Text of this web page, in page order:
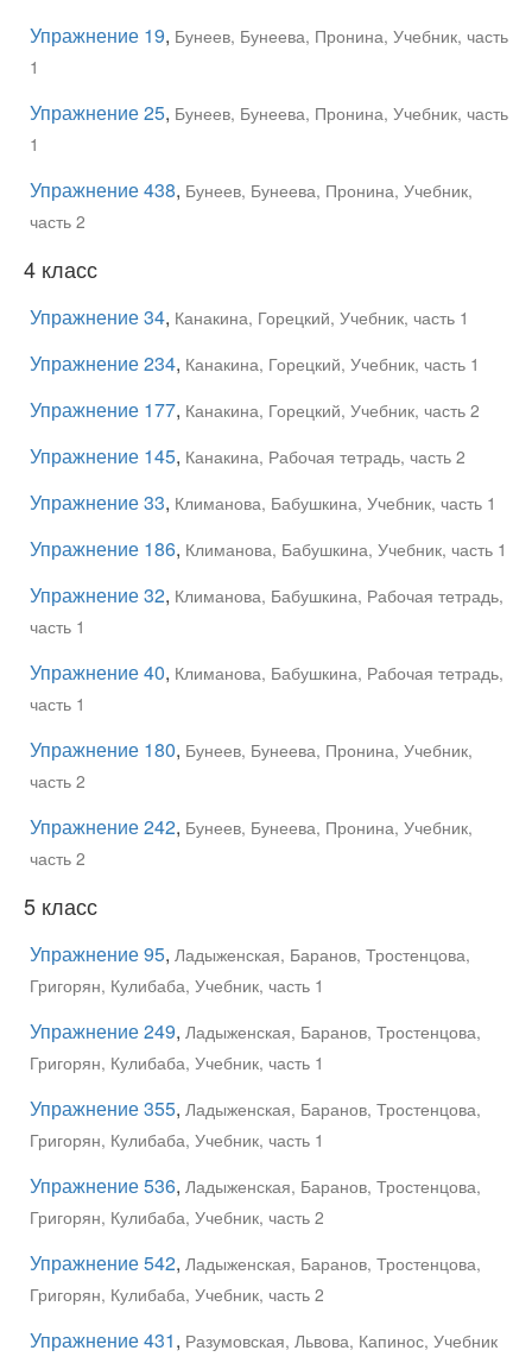
Упражнение 19, Бунеев, Бунеева, Пронина, Учебник, часть
1
Упражнение 25, Бунеев, Бунеева, Пронина, Учебник, часть
1
Упражнение 438, Бунеев, Бунеева, Пронина, Учебник,
часть 2
4 класс
Упражнение 34, Канакина, Горецкий, Учебник, часть 1
Упражнение 234, Канакина, Горецкий, Учебник, часть 1
Упражнение 177, Канакина, Горецкий, Учебник, часть 2
Упражнение 145, Канакина, Рабочая тетрадь, часть 2
Упражнение 33, Климанова, Бабушкина, Учебник, часть 1
Упражнение 186, Климанова, Бабушкина, Учебник, часть 1
Упражнение 32, Климанова, Бабушкина, Рабочая тетрадь,
часть 1
Упражнение 40, Климанова, Бабушкина, Рабочая тетрадь,
часть 1
Упражнение 180, Бунеев, Бунеева, Пронина, Учебник,
часть 2
Упражнение 242, Бунеев, Бунеева, Пронина, Учебник,
часть 2
5 класс
Упражнение 95, Ладыженская, Баранов, Тростенцова,
Григорян, Кулибаба, Учебник, часть 1
Упражнение 249, Ладыженская, Баранов, Тростенцова,
Григорян, Кулибаба, Учебник, часть 1
Упражнение 355, Ладыженская, Баранов, Тростенцова,
Григорян, Кулибаба, Учебник, часть 1
Упражнение 536, Ладыженская, Баранов, Тростенцова,
Григорян, Кулибаба, Учебник, часть 2
Упражнение 542, Ладыженская, Баранов, Тростенцова,
Григорян, Кулибаба, Учебник, часть 2
Упражнение 431, Разумовская, Львова, Капинос, Учебник